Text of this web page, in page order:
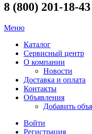
8 (800) 201-18-
Меню
Каталог
Сервисный центр
О компании
Новости
Доставка и оплата
Контакты
Объявления
Добавить
Войти
Регистрация